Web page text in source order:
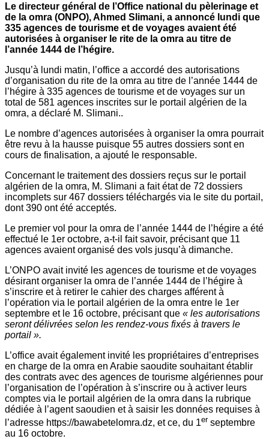
Le directeur général de l’Office national du pèlerinage et
de la omra (ONPO), Ahmed Slimani, a annoncé lundi que
335 agences de tourisme et de voyages avaient été
autorisées à organiser le rite de la omra au titre de
l’année 1444 de l’hégire.
Jusqu’à lundi matin, l’office a accordé des autorisations
d’organisation du rite de la omra au titre de l’année 1444 de
l’hégire à 335 agences de tourisme et de voyages sur un
total de 581 agences inscrites sur le portail algérien de la
omra, a déclaré M. Slimani..
Le nombre d’agences autorisées à organiser la omra pourrait
être revu à la hausse puisque 55 autres dossiers sont en
cours de finalisation, a ajouté le responsable.
Concernant le traitement des dossiers reçus sur le portail
algérien de la omra, M. Slimani a fait état de 72 dossiers
incomplets sur 467 dossiers téléchargés via le site du portail,
dont 390 ont été acceptés.
Le premier vol pour la omra de l’année 1444 de l’hégire a été
effectué le 1er octobre, a-t-il fait savoir, précisant que 11
agences avaient organisé des vols jusqu’à dimanche.
L’ONPO avait invité les agences de tourisme et de voyages
désirant organiser la omra de l’année 1444 de l’hégire à
s’inscrire et à retirer le cahier des charges afférent à
l’opération via le portail algérien de la omra entre le 1er
septembre et le 16 octobre, précisant que « les autorisations
seront délivrées selon les rendez-vous fixés à travers le
portail ».
L’office avait également invité les propriétaires d’entreprises
en charge de la omra en Arabie saoudite souhaitant établir
des contrats avec des agences de tourisme algériennes pour
l’organisation de l’opération à s’inscrire ou à activer leurs
comptes via le portail algérien de la omra dans la rubrique
dédiée à l’agent saoudien et à saisir les données requises à
l’adresse https://bawabetelomra.dz, et ce, du 1er septembre
au 16 octobre.